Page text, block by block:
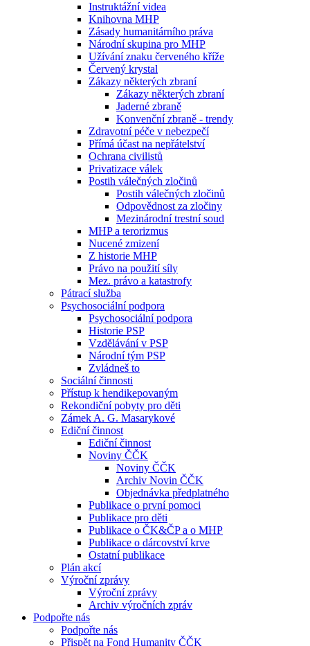
Instruktážní videa
Knihovna MHP
Zásady humanitárního práva
Národní skupina pro MHP
Užívání znaku červeného kříže
Červený krystal
Zákazy některých zbraní
Zákazy některých zbraní
Jaderné zbraně
Konvenční zbraně - trendy
Zdravotní péče v nebezpečí
Přímá účast na nepřátelství
Ochrana civilistů
Privatizace válek
Postih válečných zločinů
Postih válečných zločinů
Odpovědnost za zločiny
Mezinárodní trestní soud
MHP a terorizmus
Nucené zmizení
Z historie MHP
Právo na použití síly
Mez. právo a katastrofy
Pátrací služba
Psychosociální podpora
Psychosociální podpora
Historie PSP
Vzdělávání v PSP
Národní tým PSP
Zvládneš to
Sociální činnosti
Přístup k hendikepovaným
Rekondiční pobyty pro děti
Zámek A. G. Masarykové
Ediční činnost
Ediční činnost
Noviny ČČK
Noviny ČČK
Archiv Novin ČČK
Objednávka předplatného
Publikace o první pomoci
Publikace pro děti
Publikace o ČK&ČP a o MHP
Publikace o dárcovství krve
Ostatní publikace
Plán akcí
Výroční zprávy
Výroční zprávy
Archiv výročních zpráv
Podpořte nás
Podpořte nás
Přispět na Fond Humanity ČČK